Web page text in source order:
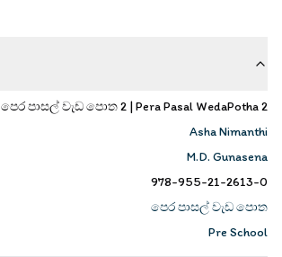
පෙර පාසල් වැඩ පොත 2 | Pera Pasal WedaPotha 2
Asha Nimanthi
M.D. Gunasena
978-955-21-2613-0
පෙර පාසල් වැඩ පොත
Pre School